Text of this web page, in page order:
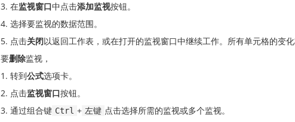
在监视窗口中点击添加监视按钮。
选择要监视的数据范围。
点击关闭以返回工作表，或在打开的监视窗口中继续工作。所有单元格的变化
要删除监视，
转到公式选项卡。
点击监视窗口按钮。
通过组合键 Ctrl + 左键 点击选择所需的监视或多个监视。